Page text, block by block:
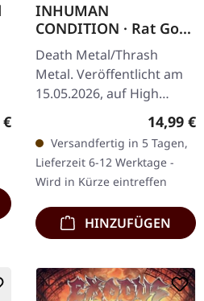
Preis:
€
INHUMAN
CONDITION · Rat God
| SLIPCASE CD
Death Metal/Thrash
Metal. Veröffentlicht am
15.05.2026, auf High
Roller Records. Slipcase-
CD. Wenn Death-Metal-
Veteranen sich
zusammentun, entsteht…
14,99 €
Versandfertig in 5 Tagen,
Lieferzeit 6-12 Werktage -
Wird in Kürze eintreffen
HINZUFÜGEN